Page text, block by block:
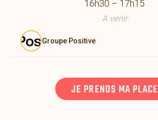
16h30 – 17h15
A venir
Groupe Positive
JE PRENDS MA PLACE